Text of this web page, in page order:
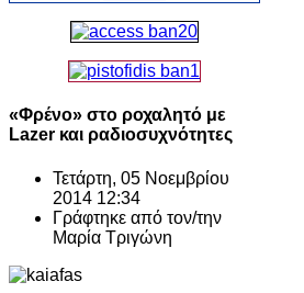
«Φρένο» στο ροχαλητό με
Lazer και ραδιοσυχνότητες
Τετάρτη, 05 Νοεμβρίου
2014 12:34
Γράφτηκε από τον/την
Μαρία Τριγώνη